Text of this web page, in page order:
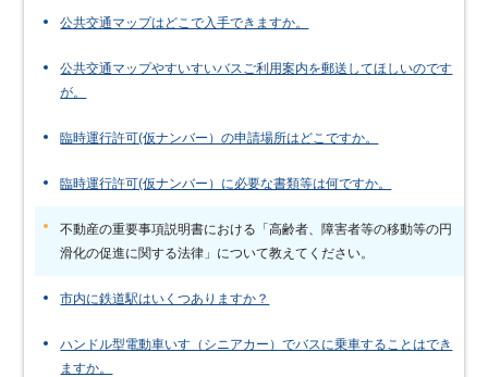
公共交通マップはどこで入手できますか。
公共交通マップやすいすいバスご利用案内を郵送してほしいのです
が。
臨時運行許可(仮ナンバー）の申請場所はどこですか。
臨時運行許可(仮ナンバー）に必要な書類等は何ですか。
不動産の重要事項説明書における「高齢者、障害者等の移動等の円
滑化の促進に関する法律」について教えてください。
市内に鉄道駅はいくつありますか？
ハンドル型電動車いす（シニアカー）でバスに乗車することはでき
ますか。